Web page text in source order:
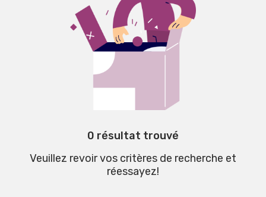
0 résultat trouvé
Veuillez revoir vos critères de recherche et
réessayez!